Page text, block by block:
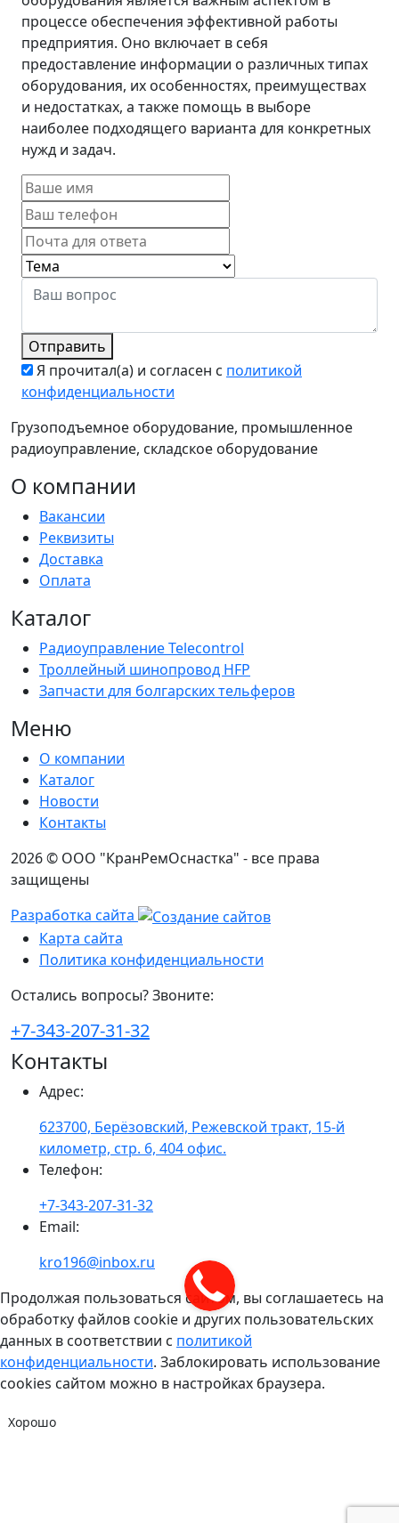
процессе обеспечения эффективной работы
предприятия. Оно включает в себя
предоставление информации о различных типах
оборудования, их особенностях, преимуществах
и недостатках, а также помощь в выборе
наиболее подходящего варианта для конкретных
нужд и задач.
Отправить
Я прочитал(а) и согласен с политикой
конфиденциальности
Грузоподъемное оборудование, промышленное
радиоуправление, складское оборудование
О компании
Вакансии
Реквизиты
Доставка
Оплата
Каталог
Радиоуправление Telecontrol
Троллейный шинопровод HFP
Запчасти для болгарских тельферов
Меню
О компании
Каталог
Новости
Контакты
2026 © ООО "КранРемОснастка" - все права
защищены
Разработка сайта
Карта сайта
Политика конфиденциальности
Остались вопросы? Звоните:
+7-343-207-31-32
Контакты
Адрес:
623700, Берёзовский, Режевской тракт, 15-й
километр, стр. 6, 404 офис.
Телефон:
+7-343-207-31-32
Email:
kro196@inbox.ru
Продолжая пользоваться сайтом, вы соглашаетесь на
обработку файлов cookie и других пользовательских
данных в соответствии с политикой
конфиденциальности. Заблокировать использование
cookies сайтом можно в настройках браузера.
Хорошо